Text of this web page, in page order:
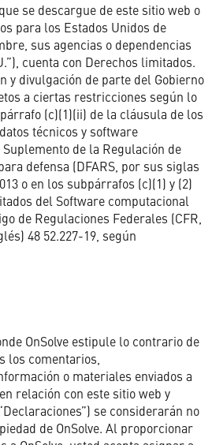
se descargue de este sitio web o
para los Estados Unidos de
sus agencias o dependencias
cuenta con Derechos limitados.
y divulgación de parte del Gobierno
a ciertas restricciones según lo
(c)(1)(ii) de la cláusula de los
técnicos y software
de la Regulación de
defensa (DFARS, por sus siglas
o en los subpárrafos (c)(1) y (2)
del Software computacional
de Regulaciones Federales (CFR,
48 52.227-19, según
OnSolve estipule lo contrario de
los comentarios,
o materiales enviados a
relación con este sitio web y
se considerarán no
de OnSolve. Al proporcionar